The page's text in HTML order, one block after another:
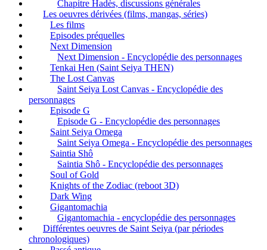
Chapitre Hadès, discussions générales
Les oeuvres dérivées (films, mangas, séries)
Les films
Episodes préquelles
Next Dimension
Next Dimension - Encyclopédie des personnages
Tenkai Hen (Saint Seiya THEN)
The Lost Canvas
Saint Seiya Lost Canvas - Encyclopédie des
personnages
Episode G
Episode G - Encyclopédie des personnages
Saint Seiya Omega
Saint Seiya Omega - Encyclopédie des personnages
Saintia Shô
Saintia Shô - Encyclopédie des personnages
Soul of Gold
Knights of the Zodiac (reboot 3D)
Dark Wing
Gigantomachia
Gigantomachia - encyclopédie des personnages
Différentes oeuvres de Saint Seiya (par périodes
chronologiques)